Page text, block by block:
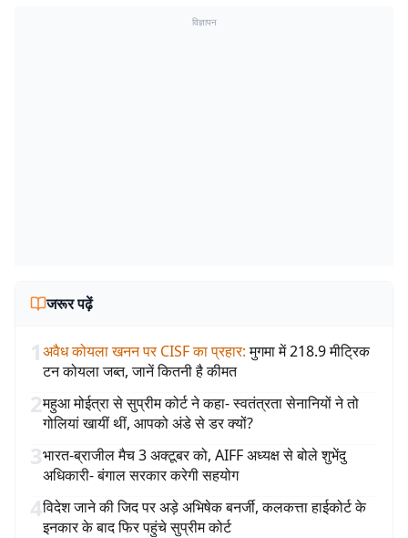
विज्ञापन
जरूर पढ़ें
1अवैध कोयला खनन पर CISF का प्रहार: मुगमा में 218.9 मीट्रिक
टन कोयला जब्त, जानें कितनी है कीमत
2महुआ मोईत्रा से सुप्रीम कोर्ट ने कहा- स्वतंत्रता सेनानियों ने तो
गोलियां खायीं थीं, आपको अंडे से डर क्यों?
3भारत-ब्राजील मैच 3 अक्टूबर को, AIFF अध्यक्ष से बोले शुभेंदु
अधिकारी- बंगाल सरकार करेगी सहयोग
4विदेश जाने की जिद पर अड़े अभिषेक बनर्जी, कलकत्ता हाईकोर्ट के
इनकार के बाद फिर पहुंचे सुप्रीम कोर्ट